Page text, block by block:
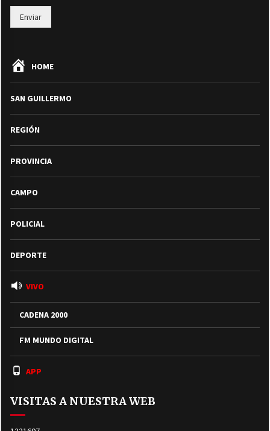
Enviar
HOME
SAN GUILLERMO
REGIÓN
PROVINCIA
CAMPO
POLICIAL
DEPORTE
VIVO
CADENA 2000
FM MUNDO DIGITAL
APP
VISITAS A NUESTRA WEB